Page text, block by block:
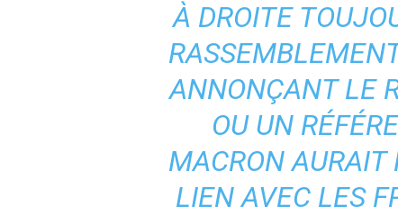
À DROITE
ANNONÇANT LE
OU UN
MACRON AURAIT
LIEN AVEC LES